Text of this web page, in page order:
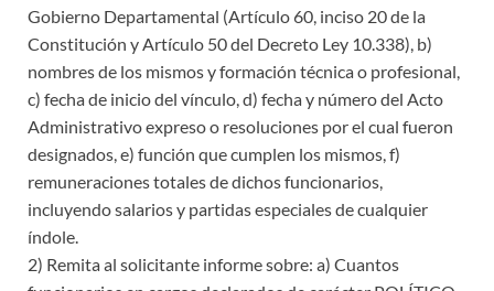
Gobierno Departamental (Artículo 60, inciso 20 de la
Constitución y Artículo 50 del Decreto Ley 10.338), b)
nombres de los mismos y formación técnica o profesional,
c) fecha de inicio del vínculo, d) fecha y número del Acto
Administrativo expreso o resoluciones por el cual fueron
designados, e) función que cumplen los mismos, f)
remuneraciones totales de dichos funcionarios,
incluyendo salarios y partidas especiales de cualquier
índole.
2) Remita al solicitante informe sobre: a) Cuantos